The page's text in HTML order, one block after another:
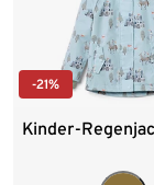
-21%
Kinder-